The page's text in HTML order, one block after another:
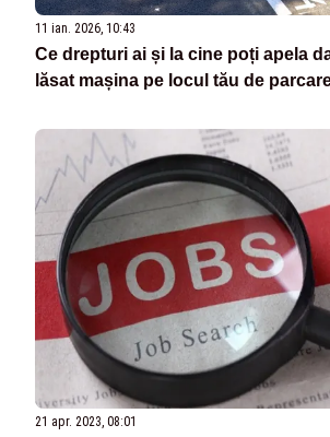
11 ian. 2026, 10:43
Ce drepturi ai și la cine poți apela
lăsat mașina pe locul tău de
21 apr. 2023, 08:01